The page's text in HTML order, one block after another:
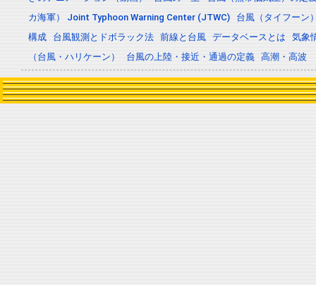
カ海軍） Joint Typhoon Warning Center (JTWC)
台風（タイフーン
構成
台風観測とドボラック法 前線と台風 データベースとは
気象
（台風・ハリケーン）
台風の上陸・接近・通過の定義 高潮・高波